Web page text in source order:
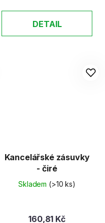
DETAIL
Kancelářské zásuvky
- čiré
Skladem (>10 ks)
160,81 Kč